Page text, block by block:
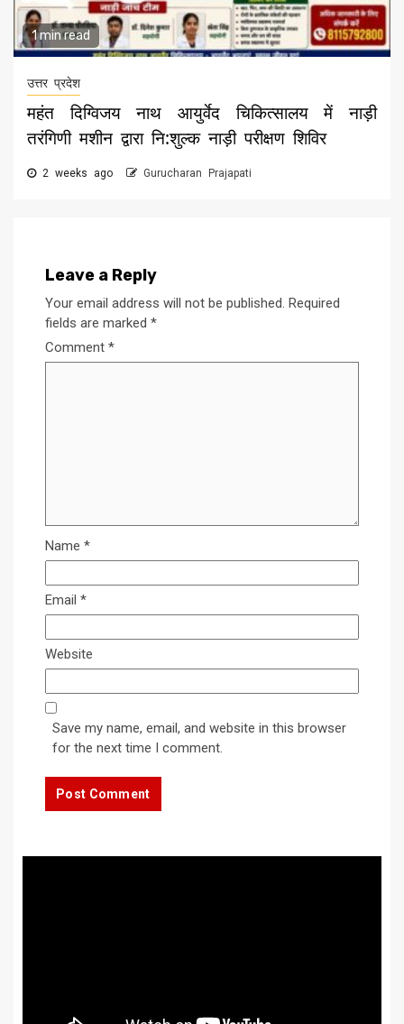
1 min read
उत्तर प्रदेश
महंत दिग्विजय नाथ आयुर्वेद चिकित्सालय में नाड़ी
तरंगिणी मशीन द्वारा नि:शुल्क नाड़ी परीक्षण शिविर
2 weeks ago Gurucharan Prajapati
Leave a Reply
Your email address will not be published. Required
fields are marked *
Comment *
Name *
Email *
Website
Save my name, email, and website in this browser
for the next time I comment.